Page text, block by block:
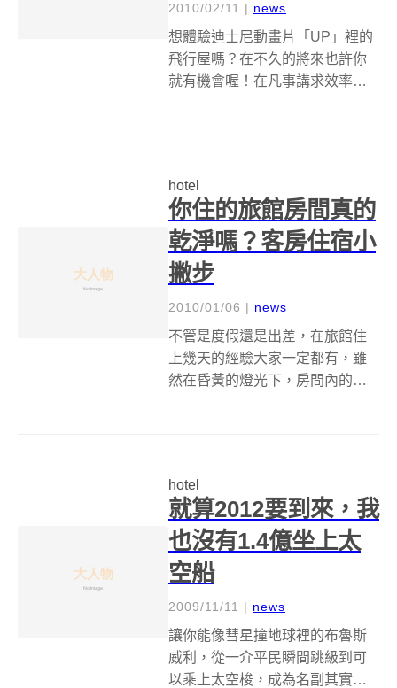
2010/02/11 | news
想體驗迪士尼動畫片「UP」裡的
飛行屋嗎？在不久的將來也許你
就有機會喔！在凡事講求效率、
Aircruise，雖然目前仍處於初...
hotel
你住的旅館房間真的
乾淨嗎？客房住宿小
撇步
2010/01/06 | news
不管是度假還是出差，在旅館住
上幾天的經驗大家一定都有，雖
然在昏黃的燈光下，房間內的那
上去真的沒問題嗎？就算是再知
名再豪...
hotel
就算2012要到來，我
也沒有1.4億坐上太
空船
2009/11/11 | news
讓你能像彗星撞地球裡的布魯斯
威利，從一介平民瞬間跳級到可
以乘上太空梭，成為名副其實的